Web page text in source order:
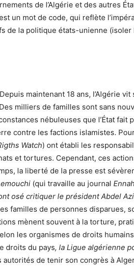
de l’Algérie et des autres
un mot de code, qui reflète
de la politique états-unienne (isoler
maintenant 18 ans, l’Algérie vit
milliers de familles sont sans
nébuleuses que l’État fait
contre les factions islamistes.
Watch) ont établi les
et tortures. Cependant, ces
la liberté de la presse est
(qui travaille au journal
osé critiquer le présidentAbdel
familles de personnes disparues,
mènent souvent à la torture,
les organismes de droits
droits du pays, la Ligue algérienne
autorités de tenir son congrès à